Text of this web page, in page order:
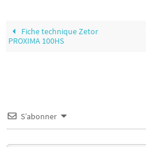
Fiche technique Zetor
PROXIMA 100HS
S’abonner